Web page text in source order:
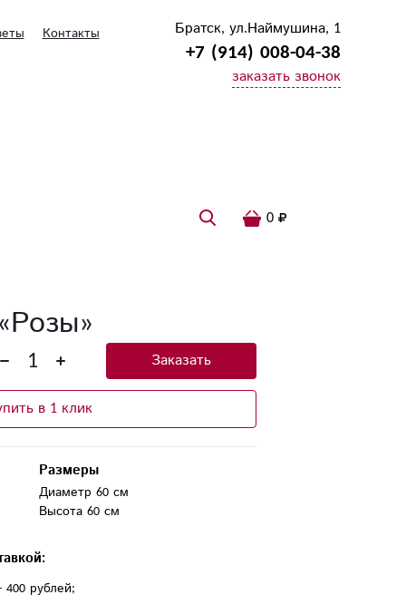
Контакты Братск, ул.Наймушина, 1
+7 (914) 008-04-38
заказать звонок
0
Заказать
в 1 клик
Размеры
Диаметр 60 см
Высота 60 см
рублей;